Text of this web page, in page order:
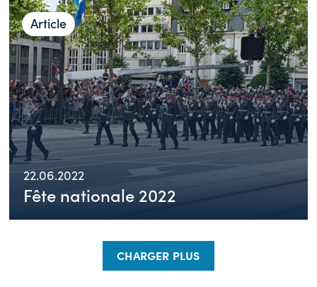
Article
22.06.2022
Fête nationale 2022
CHARGER PLUS